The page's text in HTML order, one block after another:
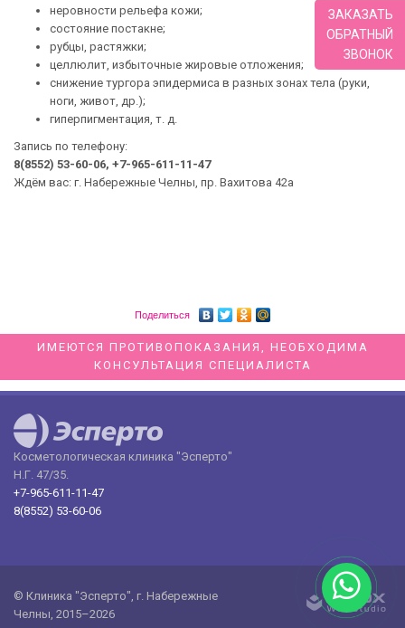
неровности рельефа кожи;
состояние постакне;
рубцы, растяжки;
целлюлит, избыточные жировые отложения;
снижение тургора эпидермиса в разных зонах тела (руки,
ноги, живот, др.);
гиперпигментация, т. д.
Запись по телефону:
8(8552) 53-60-06, +7-965-611-11-47
Ждём вас: г. Набережные Челны, пр. Вахитова 42а
Поделиться
ИМЕЮТСЯ ПРОТИВОПОКАЗАНИЯ, НЕОБХОДИМА
КОНСУЛЬТАЦИЯ СПЕЦИАЛИСТА
Косметологическая клиника "Эсперто"
Н.Г. 47/35.
+7-965-611-11-47
8(8552) 53-60-06
© Клиника "Эсперто", г. Набережные
Челны, 2015–2026
ЗАКАЗАТЬ
ОБРАТНЫЙ
ЗВОНОК